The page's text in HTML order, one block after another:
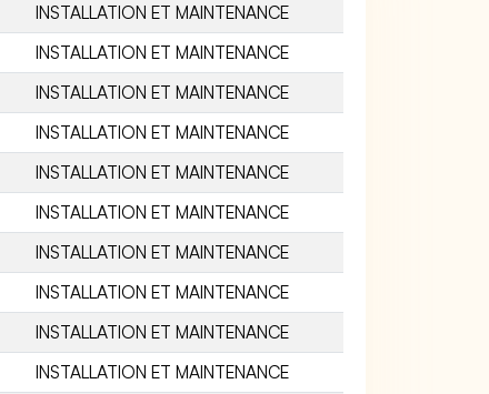
INSTALLATION ET MAINTENANCE
INSTALLATION ET MAINTENANCE
INSTALLATION ET MAINTENANCE
INSTALLATION ET MAINTENANCE
INSTALLATION ET MAINTENANCE
INSTALLATION ET MAINTENANCE
INSTALLATION ET MAINTENANCE
INSTALLATION ET MAINTENANCE
INSTALLATION ET MAINTENANCE
INSTALLATION ET MAINTENANCE